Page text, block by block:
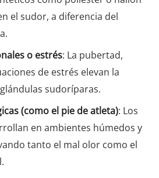
el sudor, a diferencia del
o estrés: La pubertad,
de estrés elevan la
sudoríparas.
(como el pie de atleta): Los
en ambientes húmedos y
tanto el mal olor como el